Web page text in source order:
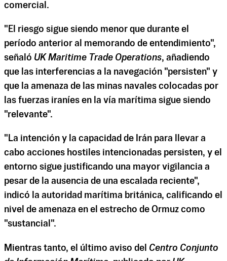
comercial.
"El riesgo sigue siendo menor que durante el
período anterior al memorando de entendimiento",
señaló UK Maritime Trade Operations, añadiendo
que las interferencias a la navegación "persisten" y
que la amenaza de las minas navales colocadas por
las fuerzas iraníes en la vía marítima sigue siendo
"relevante".
"La intención y la capacidad de Irán para llevar a
cabo acciones hostiles intencionadas persisten, y el
entorno sigue justificando una mayor vigilancia a
pesar de la ausencia de una escalada reciente",
indicó la autoridad marítima británica, calificando el
nivel de amenaza en el estrecho de Ormuz como
"sustancial".
Mientras tanto, el último aviso del Centro Conjunto